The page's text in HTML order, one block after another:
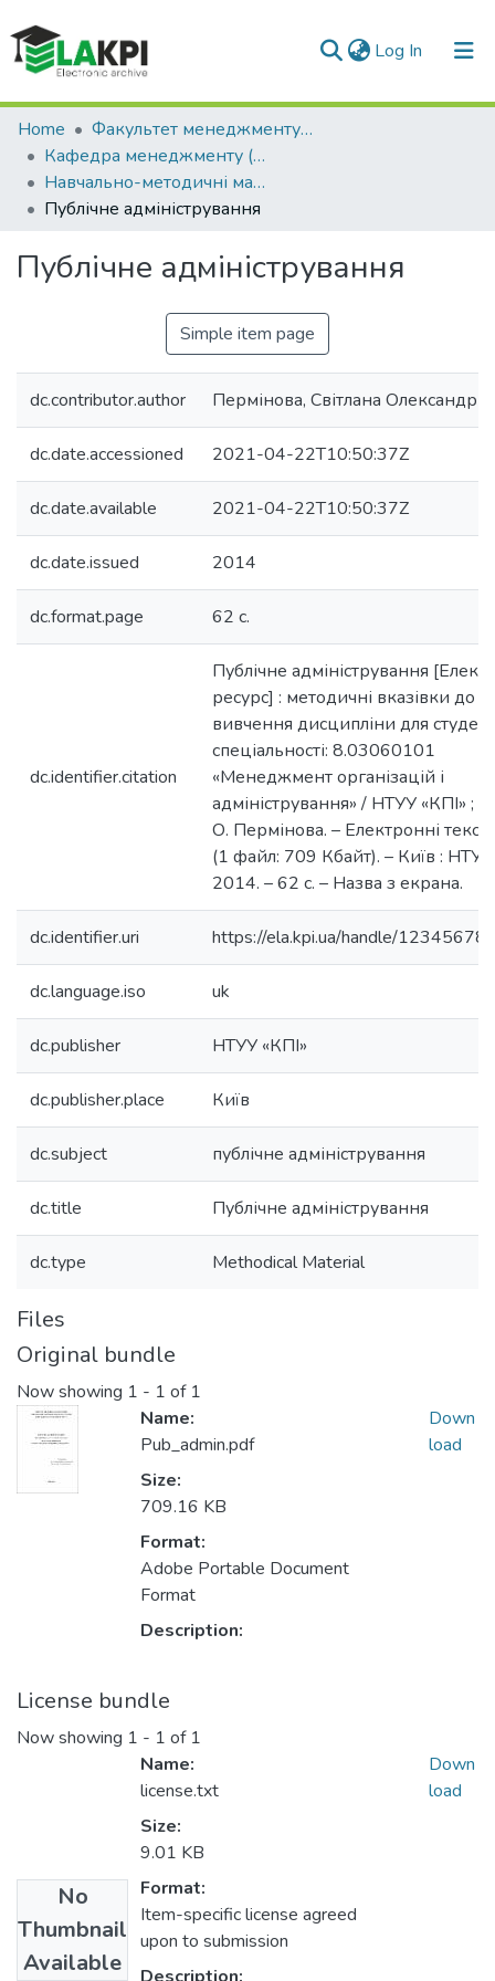
Log In (current)
Communities & Collections
All of DSpace
Statistics
Home
Факультет менеджменту та маркетингу (ФММ)
Кафедра менеджменту (КМ)
Навчально-методичні матеріали (КМ)
Публічне адміністрування
Публічне адміністрування
Simple item page
dc.contributor.author Пермінова, Світлана
dc.date.accessioned 2021-04-22T10:50:37Z
dc.date.available 2021-04-22T10:50:37Z
dc.date.issued 2014
dc.format.page 62 с.
dc.identifier.citation
Публічне адміністрування
ресурс] : методичні вказівки до
вивчення дисципліни для
спеціальності: 8.03060101
«Менеджмент організацій і
адміністрування» / НТУУ «КПІ» ;
О. Пермінова. – Електронні
(1 файл: 709 Кбайт). – Київ : НТУУ
2014. – 62 с. – Назва з екрана.
dc.identifier.uri https://ela.kpi.ua/handle/
dc.language.iso uk
dc.publisher НТУУ «КПІ»
dc.publisher.place Київ
dc.subject публічне адміністрування
dc.title Публічне адміністрування
dc.type Methodical Material
Files
Original bundle
Now showing 1 - 1 of 1
Name:
Pub_admin.pdf
Size:
709.16 KB
Format:
Adobe Portable Document
Format
Description:
Down
load
License bundle
Now showing 1 - 1 of 1
No
Thumbnail
Available
Name:
license.txt
Size:
9.01 KB
Format:
Item-specific license agreed
upon to submission
Down
load